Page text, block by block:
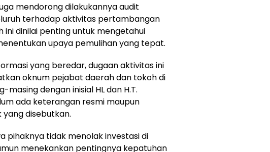
mendorong dilakukannya audit
terhadap aktivitas pertambangan
ini dinilai penting untuk mengetahui
upaya pemulihan yang tepat.
yang beredar, dugaan aktivitas ini
oknum pejabat daerah dan tokoh di
masing dengan inisial HL dan H.T.
ada keterangan resmi maupun
disebutkan.
pihaknya tidak menolak investasi di
menekankan pentingnya kepatuhan